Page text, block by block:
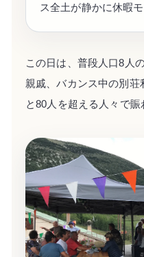
ス全土が静かに休暇
この日は、普段人口8人
親戚、バカンス中の別
と80人を超える人々で賑